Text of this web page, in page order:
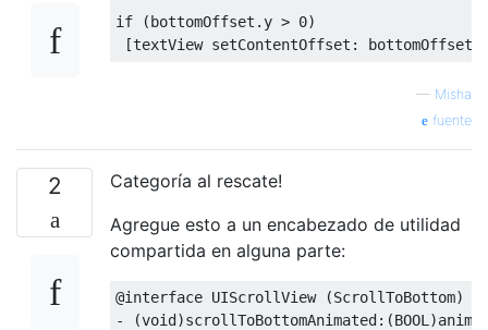
if (bottomOffset . y > 0)
[textView setContentOffset : bottomOffset
— Misha
fuente
2
Categoría al rescate!
Agregue esto a un encabezado de utilidad
compartida en alguna parte:
@interface UIScrollView (ScrollToBottom)
-
(void)scrollToBottomAnimated:(BOOL )